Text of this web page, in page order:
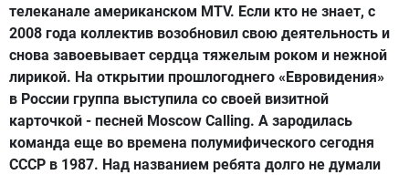
телеканале американском MTV. Если кто не знает, с
2008 года коллектив возобновил свою деятельность и
снова завоевывает сердца тяжелым роком и нежной
лирикой. На открытии прошлогоднего «Евровидения»
в России группа выступила со своей визитной
карточкой - песней Moscow Calling. А зародилась
команда еще во времена полумифического сегодня
СССР в 1987. Над названием ребята долго не думали